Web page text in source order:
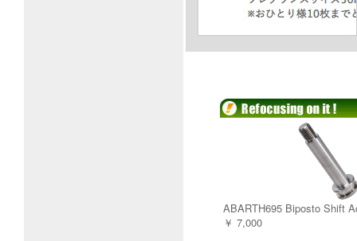
ABARTH695 Biposto Shift
￥ 7,000